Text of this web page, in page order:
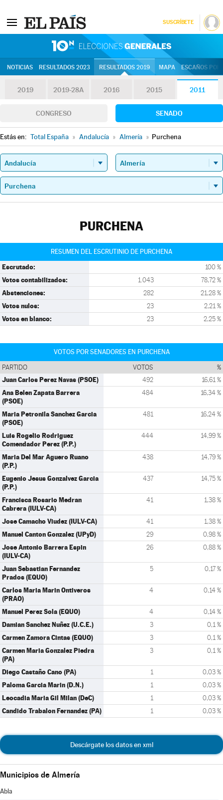
SUSCRÍBETE
NOTICIAS RESULTADOS 2023 RESULTADOS 2019 MAPA ESCAÑOS
2019 2019-28A 2016 2015 2011
CONGRESO SENADO
Estás en: Total España » Andalucía » Almería » Purchena
PURCHENA
RESUMEN DEL ESCRUTINIO DE PURCHENA
Escrutado: 100 %
Votos contabilizados: 1.043 78,72 %
Abstenciones: 282 21,28 %
Votos nulos: 23 2,21 %
Votos en blanco: 23 2,25 %
VOTOS POR SENADORES EN PURCHENA
PARTIDO VOTOS %
Juan Carlos Perez Navas (PSOE) 492 16,61 %
Ana Belen Zapata Barrera
(PSOE)
484 16,34 %
Maria Petronila Sanchez Garcia
(PSOE)
481 16,24 %
Luis Rogelio Rodriguez
Comendador Perez (P.P.)
444 14,99 %
Maria Del Mar Aguero Ruano
(P.P.)
438 14,79 %
Eugenio Jesus Gonzalvez Garcia
(P.P.)
437 14,75 %
Francisca Rosario Medran
Cabrera (IULV-CA)
41 1,38 %
Jose Camacho Viudez (IULV-CA) 41 1,38 %
Manuel Canton Gonzalez (UPyD) 29 0,98 %
Jose Antonio Barrera Espin
(IULV-CA)
26 0,88 %
Juan Sebastian Fernandez
Prados (EQUO)
5 0,17 %
Carlos Maria Marin Ontiveros
(PRAO)
4 0,14 %
Manuel Perez Sola (EQUO) 4 0,14 %
Damian Sanchez Nuñez (U.C.E.) 3 0,1 %
Carmen Zamora Cintas (EQUO) 3 0,1 %
Carmen Maria Gonzalez Piedra
(PA)
3 0,1 %
Diego Castaño Cano (PA) 1 0,03 %
Paloma Garcia Marin (D.N.) 1 0,03 %
Leocadia Maria Gil Milan (DeC) 1 0,03 %
Candido Trabalon Fernandez (PA) 1 0,03 %
Descárgate los datos en xml
Municipios de Almería
Abla